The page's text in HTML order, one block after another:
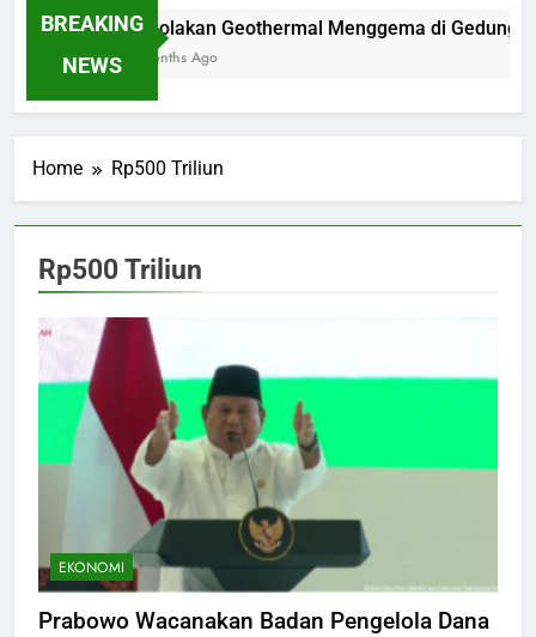
BREAKING
NEWS
Penolakan Geothermal Menggema di Gedung
4 Months Ago
Home Rp500 Triliun
Rp500 Triliun
EKONOMI
Prabowo Wacanakan Badan Pengelola Dana